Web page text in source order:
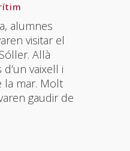
alumnes
visitar el
Allà
vaixell i
la mar. Molt
gaudir de